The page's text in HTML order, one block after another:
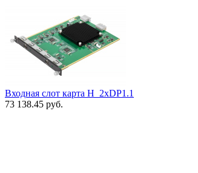
Входная слот карта H_2xDP1.1
73 138.45 руб.